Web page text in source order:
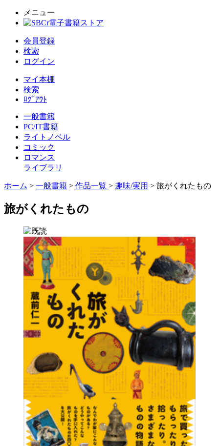
メニュー
会員登録
検索
ログイン
マイ本棚
検索
ﾛｸﾞｱｳﾄ
一般書籍
PC/IT書籍
ライトノベル
コミック
ロマンス
ライブラリ
ホーム > 一般書籍 > 作品一覧 > 趣味/実用 > 旅がくれたもの
旅がくれたもの